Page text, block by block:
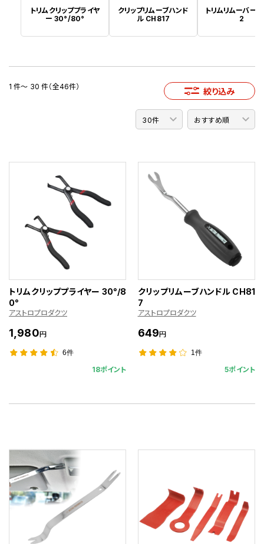
トリムクリッププライヤ
ー 30°/80°
クリップリムーブハンド
ル CH817
トリムリムーバー
2
1 件～ 30 件（全46件） 絞り込み
トリムクリッププライヤー 30°/8
0°
アストロプロダクツ
1,980円
6件
18ポイント
クリップリムーブハンドル CH81
7
アストロプロダクツ
649円
1件
5ポイント